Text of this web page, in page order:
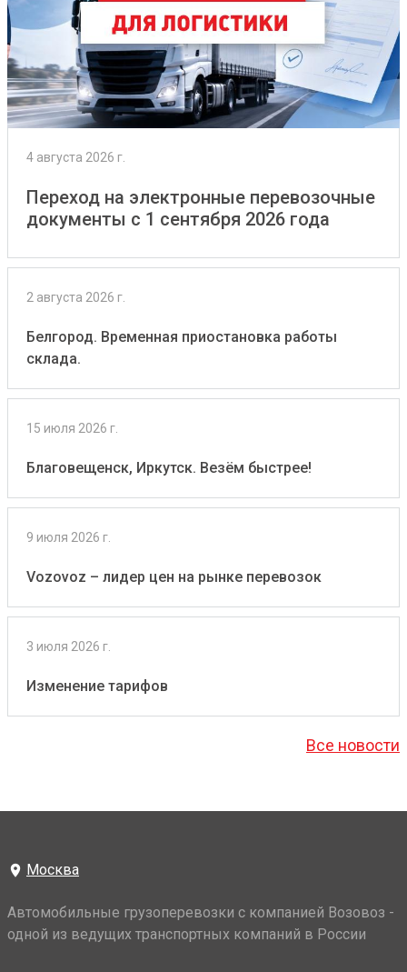
4 августа 2026 г.
Переход на электронные перевозочные
документы с 1 сентября 2026 года
2 августа 2026 г.
Белгород. Временная приостановка работы
склада.
15 июля 2026 г.
Благовещенск, Иркутск. Везём быстрее!
9 июля 2026 г.
Vozovoz – лидер цен на рынке перевозок
3 июля 2026 г.
Изменение тарифов
Все новости
Москва
Автомобильные грузоперевозки с компанией Возовоз -
одной из ведущих транспортных компаний в России